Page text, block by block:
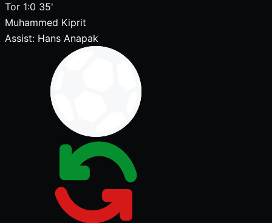
Tor 1:0 35'
Muhammed Kiprit
Assist: Hans Anapak